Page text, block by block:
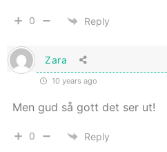
0 Reply
Zara
10 years ago
Men gud så gott det ser ut!
0 Reply